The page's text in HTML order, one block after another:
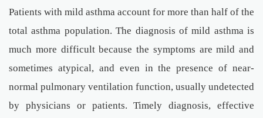
Patients with mild asthma account for more than half of the
total asthma population. The diagnosis of mild asthma is
much more difficult because the symptoms are mild and
sometimes atypical, and even in the presence of near-
normal pulmonary ventilation function, usually undetected
by physicians or patients. Timely diagnosis, effective